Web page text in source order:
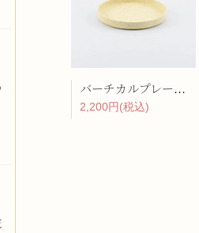
バーチカルプレート 15cm 化粧土
2,200円(税込)